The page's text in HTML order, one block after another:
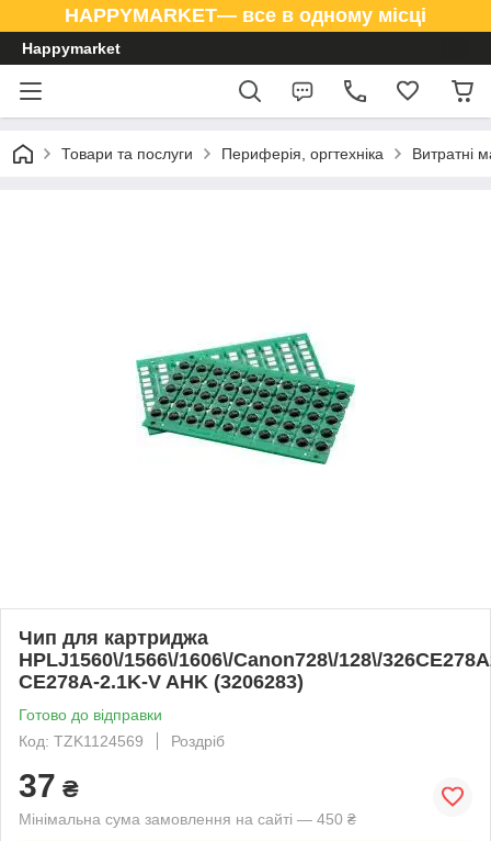
HAPPYMARKET— все в одному місці
Happymarket
Товари та послуги Периферія, оргтехніка Витратні
Чип для картриджа
HPLJ1560\/1566\/1606\/Canon728\/128\/
CE278A-2.1K-V AHK (3206283)
Готово до відправки
Код: TZK1124569
Роздріб
37 ₴
Мінімальна сума замовлення на сайті — 450 ₴